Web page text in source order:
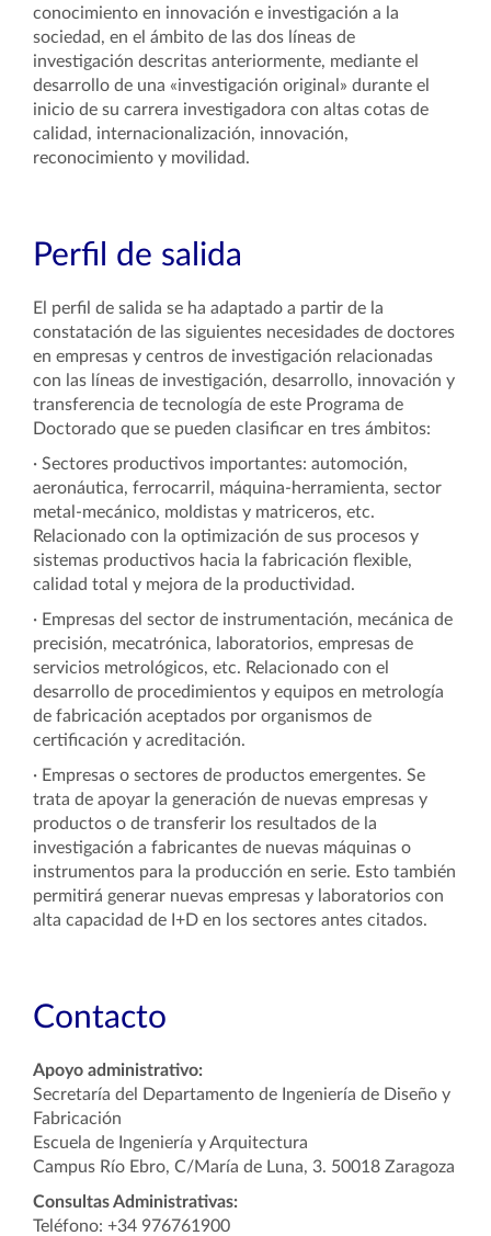
conocimiento en innovación e investigación a la
sociedad, en el ámbito de las dos líneas de
investigación descritas anteriormente, mediante el
desarrollo de una «investigación original» durante el
inicio de su carrera investigadora con altas cotas de
calidad, internacionalización, innovación,
reconocimiento y movilidad.
Perfil de salida
El perfil de salida se ha adaptado a partir de la
constatación de las siguientes necesidades de doctores
en empresas y centros de investigación relacionadas
con las líneas de investigación, desarrollo, innovación y
transferencia de tecnología de este Programa de
Doctorado que se pueden clasificar en tres ámbitos:
· Sectores productivos importantes: automoción,
aeronáutica, ferrocarril, máquina-herramienta, sector
metal-mecánico, moldistas y matriceros, etc.
Relacionado con la optimización de sus procesos y
sistemas productivos hacia la fabricación flexible,
calidad total y mejora de la productividad.
· Empresas del sector de instrumentación, mecánica de
precisión, mecatrónica, laboratorios, empresas de
servicios metrológicos, etc. Relacionado con el
desarrollo de procedimientos y equipos en metrología
de fabricación aceptados por organismos de
certificación y acreditación.
· Empresas o sectores de productos emergentes. Se
trata de apoyar la generación de nuevas empresas y
productos o de transferir los resultados de la
investigación a fabricantes de nuevas máquinas o
instrumentos para la producción en serie. Esto también
permitirá generar nuevas empresas y laboratorios con
alta capacidad de I+D en los sectores antes citados.
Contacto
Apoyo administrativo:
Secretaría del Departamento de Ingeniería de Diseño y
Fabricación
Escuela de Ingeniería y Arquitectura
Campus Río Ebro, C/María de Luna, 3. 50018 Zaragoza
Consultas Administrativas:
Teléfono: +34 976761900